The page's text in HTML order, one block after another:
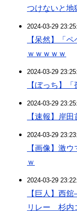
つけないと地
2024-03-29
【呆然】「
ｗｗｗｗｗ
2024-03-29
【ぼっち】
2024-03-29
【速報】岸
2024-03-29
【画像】激
ｗ
2024-03-29
【巨人】西
リレー 杉内